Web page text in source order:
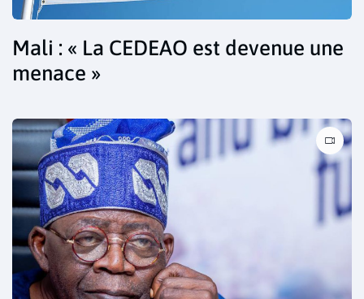
Mali : « La CEDEAO est devenue une
menace »